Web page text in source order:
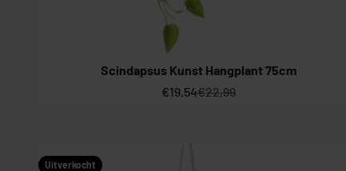
Scindapsus Kunst Hangplant 75cm
Aanbiedingsprijs
€19,54Normale prijs
€22,99
Uitverkocht